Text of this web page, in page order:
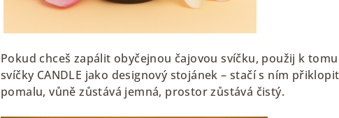
Pokud chceš zapálit obyčejnou čajovou svíčku, použij k
svíčky CANDLE jako designový stojánek – stačí s ním
pomalu, vůně zůstává jemná, prostor zůstává čistý.